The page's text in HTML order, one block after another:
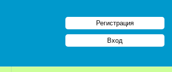
Регистрация
Вход